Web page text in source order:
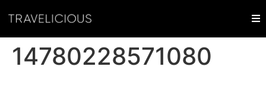
14780228571080